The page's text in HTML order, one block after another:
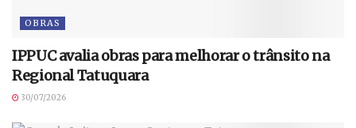
OBRAS
IPPUC avalia obras para melhorar o trânsito na
Regional Tatuquara
30/07/2026